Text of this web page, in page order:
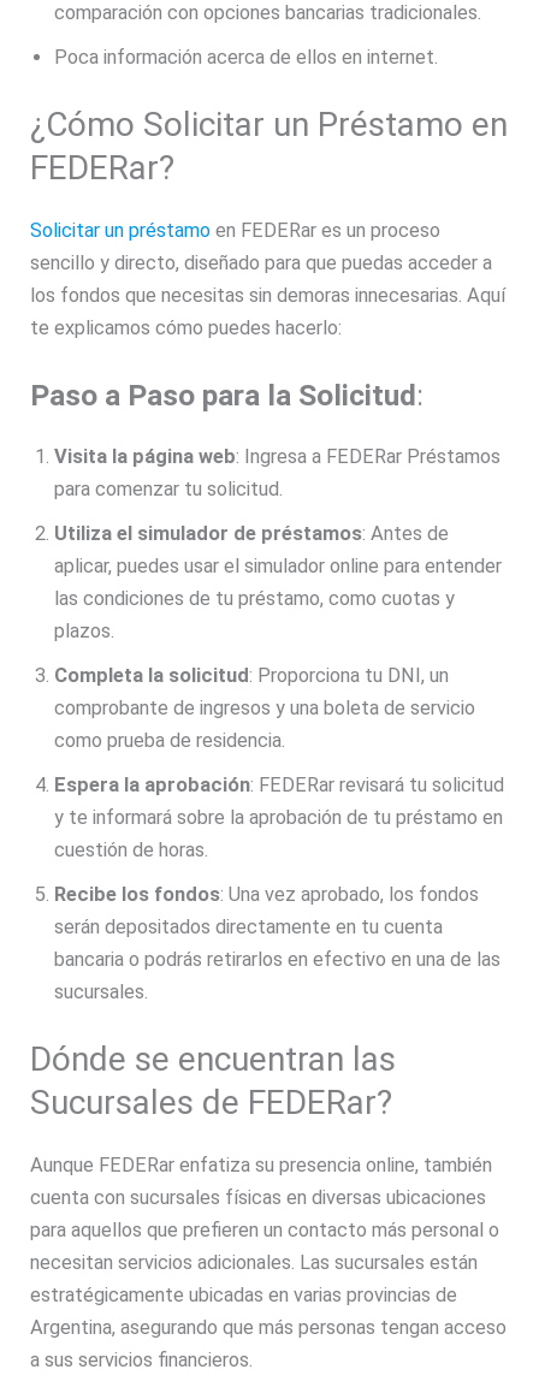
comparación con opciones bancarias tradicionales.
Poca información acerca de ellos en internet.
¿Cómo Solicitar un Préstamo en
FEDERar?
Solicitar un préstamo en FEDERar es un proceso
sencillo y directo, diseñado para que puedas acceder a
los fondos que necesitas sin demoras innecesarias. Aquí
te explicamos cómo puedes hacerlo:
Paso a Paso para la Solicitud:
Visita la página web: Ingresa a FEDERar Préstamos
para comenzar tu solicitud.
Utiliza el simulador de préstamos: Antes de
aplicar, puedes usar el simulador online para entender
las condiciones de tu préstamo, como cuotas y
plazos.
Completa la solicitud: Proporciona tu DNI, un
comprobante de ingresos y una boleta de servicio
como prueba de residencia.
Espera la aprobación: FEDERar revisará tu solicitud
y te informará sobre la aprobación de tu préstamo en
cuestión de horas.
Recibe los fondos: Una vez aprobado, los fondos
serán depositados directamente en tu cuenta
bancaria o podrás retirarlos en efectivo en una de las
sucursales.
Dónde se encuentran las
Sucursales de FEDERar?
Aunque FEDERar enfatiza su presencia online, también
cuenta con sucursales físicas en diversas ubicaciones
para aquellos que prefieren un contacto más personal o
necesitan servicios adicionales. Las sucursales están
estratégicamente ubicadas en varias provincias de
Argentina, asegurando que más personas tengan acceso
a sus servicios financieros.